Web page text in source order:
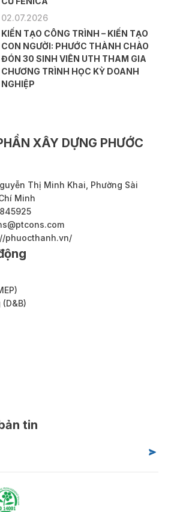
02.07.2026
KIẾN TẠO CÔNG TRÌNH – KIẾN TẠO
CON NGƯỜI: PHƯỚC THÀNH CHÀO
ĐÓN 30 SINH VIÊN UTH THAM GIA
CHƯƠNG TRÌNH HỌC KỲ DOANH
NGHIỆP
XÂY DỰNG PHƯỚC
Thị Minh Khai, Phường Sài
Minh
phuocthanh.vn/
tin